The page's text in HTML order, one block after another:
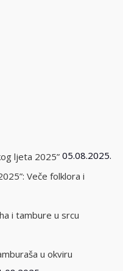
ljeta 2025”05.08.2025.
Veče folklora i
i tambure u srcu
u okviru